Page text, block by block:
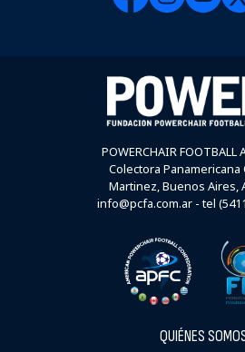
POWERCHAIR FOOTBALL
Colectora Panamericana
Martinez, Buenos Aires,
info@pcfa.com.ar - tel
QUIÉNES